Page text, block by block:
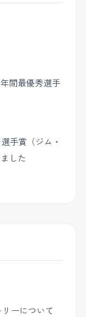
間最優秀選手
手賞（ジム・
した
ーについて